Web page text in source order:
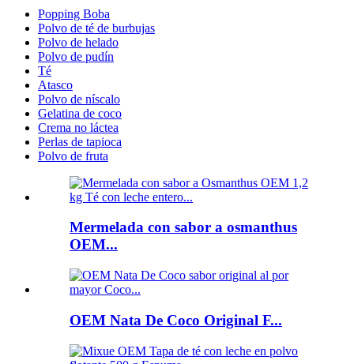
Popping Boba
Polvo de té de burbujas
Polvo de helado
Polvo de pudín
Té
Atasco
Polvo de níscalo
Gelatina de coco
Crema no láctea
Perlas de tapioca
Polvo de fruta
Mermelada con sabor a osmanthus
OEM...
OEM Nata De Coco Original F...